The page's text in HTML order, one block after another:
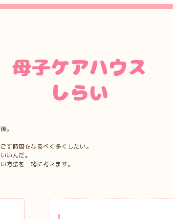
。
す時間をなるべく多くしたい。
いんだ。
方法を一緒に考えます。